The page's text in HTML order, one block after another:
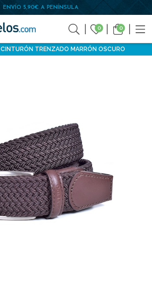
ENVÍO 5,90€ A PENÍNSULA
0 0
CINTURÓN TRENZADO MARRÓN OSCURO